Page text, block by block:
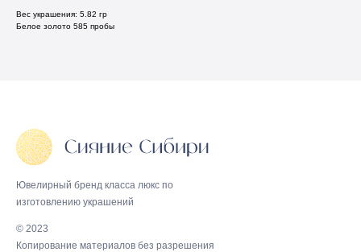
Вес украшения: 5.82 гр
Белое золото 585 пробы
Ювелирный бренд класса люкс по
изготовлению украшений
© 2023
Копирование материалов без разрешения